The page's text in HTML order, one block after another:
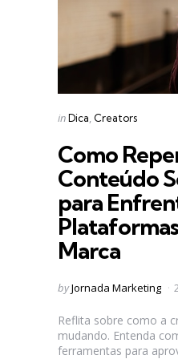
Categories
Posted
inDica Creators
Como
Conteúdo
para
Marca
Posted
byJornada Marketing
Reflita sobre como a
mudando. Entenda
ferramentas para